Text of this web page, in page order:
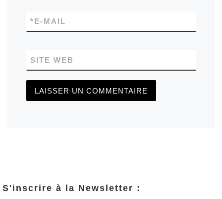
E-MAIL
*
SITE WEB
S'inscrire à la Newsletter :